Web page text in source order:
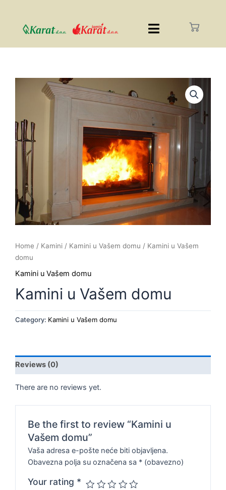
Home / Kamini / Kamini u Vašem domu / Kamini u Vašem
domu
Kamini u Vašem domu
Kamini u Vašem domu
Category: Kamini u Vašem domu
Reviews (0)
There are no reviews yet.
Be the first to review “Kamini u
Vašem domu”
Vaša adresa e-pošte neće biti objavljena.
Obavezna polja su označena sa * (obavezno)
Your rating *